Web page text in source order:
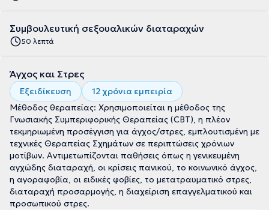
Συμβουλευτική σεξουαλικών διαταραχών
50 λεπτά
Άγχος και Στρες
Εξειδίκευση
12 χρόνια εμπειρία
Μέθοδος θεραπείας: Χρησιμοποιείται η μέθοδος της
Γνωσιακής Συμπεριφορικής Θεραπείας (CBT), η πλέον
τεκμηριωμένη προσέγγιση για άγχος/στρες, εμπλουτισμένη με
τεχνικές Θεραπείας Σχημάτων σε περιπτώσεις χρόνιων
μοτίβων. Αντιμετωπίζονται παθήσεις όπως η γενικευμένη
αγχώδης διαταραχή, οι κρίσεις πανικού, το κοινωνικό άγχος,
η αγοραφοβία, οι ειδικές φοβίες, το μετατραυματικό στρες,
διαταραχή προσαρμογής, η διαχείριση επαγγελματικού και
προσωπικού στρες.